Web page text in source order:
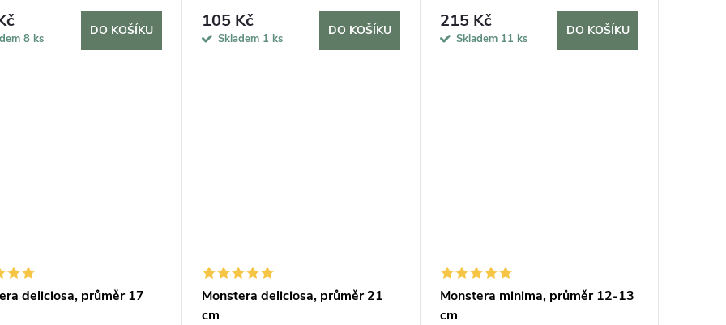
8 ks
DO KOŠÍKU 105 Kč
Skladem 1 ks
DO KOŠÍKU 215 Kč
Skladem 11 ks
DO KOŠÍKU
deliciosa, průměr 17
Monstera deliciosa, průměr 21
cm
Monstera minima, průměr 12-13
cm